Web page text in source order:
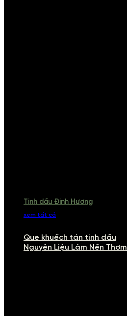
Tinh dầu Đinh Hương
xem tất cả
Que khuếch tán tinh dầu
Nguyên Liệu Làm Nến Thơm